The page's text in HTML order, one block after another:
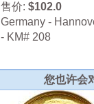
售价:$102.0
Germany -
- KM# 208
您也许会